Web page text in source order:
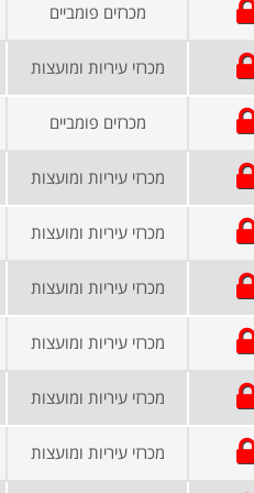
מכרזים פומביים
מכרזי עיריות ומועצות
מכרזים פומביים
מכרזי עיריות ומועצות
מכרזי עיריות ומועצות
מכרזי עיריות ומועצות
מכרזי עיריות ומועצות
מכרזי עיריות ומועצות
מכרזי עיריות ומועצות